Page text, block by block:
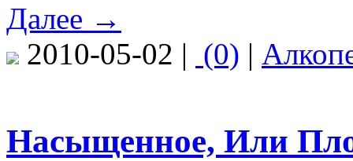
Далее →
2010-05-02 | (0) |
Насыщенное, Или